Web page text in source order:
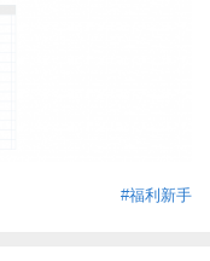
#福利新手